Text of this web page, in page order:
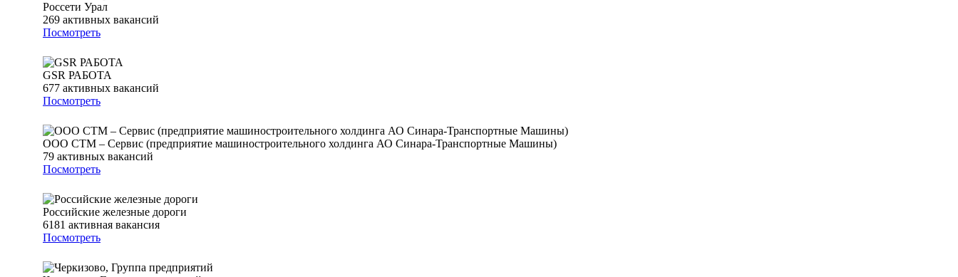
Россети Урал
269 активных вакансий
Посмотреть
GSR РАБОТА
677 активных вакансий
Посмотреть
ООО СТМ – Сервис (предприятие машиностроительного холдинга АО Синара-Транспортные Машины)
79 активных вакансий
Посмотреть
Российские железные дороги
6181 активная вакансия
Посмотреть